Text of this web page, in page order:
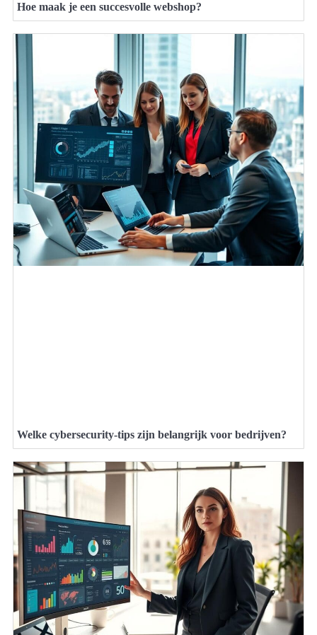
Hoe maak je een succesvolle webshop?
Welke cybersecurity-tips zijn belangrijk voor bedrijven?